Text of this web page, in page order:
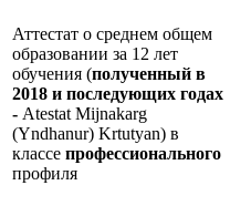
Аттестат о среднем общем
образовании за 12 лет
обучения (полученный в
2018 и последующих годах
- Atestat Mijnakarg
(Yndhanur) Krtutyan) в
классе профессионального
профиля